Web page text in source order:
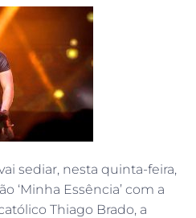
sediar, nesta quinta-feira,
‘Minha Essência’ com a
Thiago Brado, a